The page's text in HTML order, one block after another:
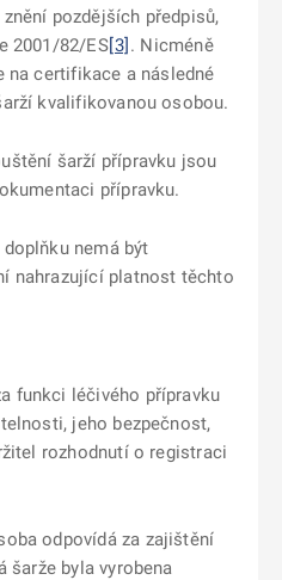
pozdějších předpisů,
2001/82/ES[3] . Nicméně
na certifikace a následné
kvalifikovanou osobou.
šarží přípravku jsou
přípravku.
nemá být
nahrazující platnost těchto
funkci léčivého přípravku
jeho bezpečnost,
rozhodnutí o registraci
odpovídá za zajištění
šarže byla vyrobena